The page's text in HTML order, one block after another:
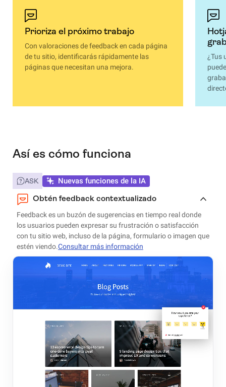
Prioriza el próximo trabajo
Con valoraciones de feedback en cada página
de tu sitio, identificarás rápidamente las
páginas que necesitan una mejora.
¿Tus
Así es cómo funciona
ASK Nuevas funciones de la IA
Obtén feedback contextualizado
Feedback es un buzón de sugerencias en tiempo real donde
los usuarios pueden expresar su frustración o satisfacción
con tu sitio web, incluso de la página, formulario o imagen que
estén viendo.Consultar más información